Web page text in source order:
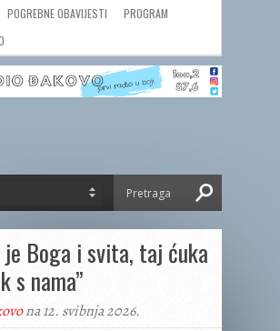
POGREBNE OBAVIJESTI
PROGRAM
je Boga i svita, taj ćuka
s nama”
na 12. svibnja 2026.